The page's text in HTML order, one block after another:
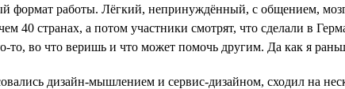
формат работы. Лёгкий, непринуждённый, с общением,
40 странах, а потом участники смотрят, что сделали в
во что веришь и что может помочь другим. Да как я
дизайн-мышлением и сервис-дизайном, сходил на